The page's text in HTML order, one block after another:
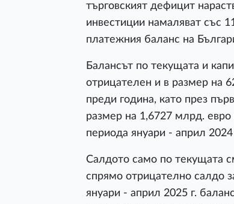
търговският дефицит
инвестиции намаляват със
платежния баланс на
Балансът по текущата и
отрицателен и в размер на
преди година, като през
размер на 1,6727 млрд.
периода януари - април 2024
Салдото само по текущата
спрямо отрицателно салдо
януари - април 2025 г.